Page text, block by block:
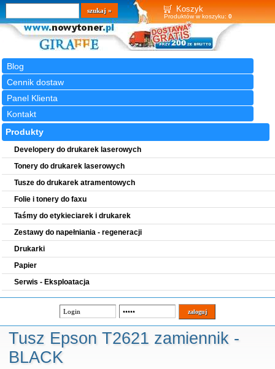
Koszyk
Produktów w koszyku: 0
Blog
Cennik dostaw
Panel Klienta
Kontakt
Wyszukiwarka
szukaj
Produkty
Developery do drukarek laserowych
Tonery do drukarek laserowych
Tusze do drukarek atramentowych
Folie i tonery do faxu
Taśmy do etykieciarek i drukarek
Zestawy do napełniania - regeneracji
Drukarki
Papier
Serwis - Eksploatacja
Tusz Epson T2621 zamiennik -
BLACK